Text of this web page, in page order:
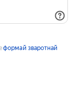
формай зваротнай